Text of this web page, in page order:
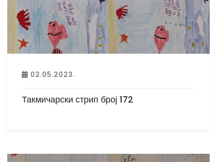
02.05.2023.
Такмичарски стрип број 172